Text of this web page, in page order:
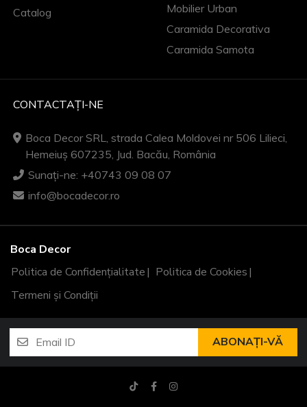
Catalog
Mobilier Urban
Caramida Decorativa
Caramida Samota
CONTACTAȚI-NE
Boca Decor SRL, strada Calea Moldovei nr 506 Lilieci,
Hemeiuș 607235, Jud. Bacău, România
Sunați-ne: +40743 09 08 07
info@bocadecor.ro
Boca Decor
Politica de Confidențialitate
Politica de Cookies
Termeni și Condiții
ABONAȚI-VĂ